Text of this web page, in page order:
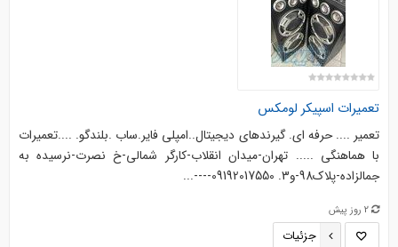
تعمیرات اسپیکر لومکس
تعمیر .... حرفه ای. گیرندهای دیجیتال..امپلی فایر.ساب .بلندگو. ....‌‌تعمیرات
با هماهنگی ..... تهران-میدان انقلاب-کارگر شمالی-خ نصرت-نرسیده به
جمالزاده-پلاک98-و3. 09192017550----...
2 روز پیش
جزئیات